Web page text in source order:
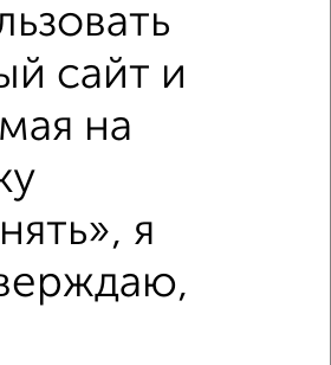
рядом
недалеко от Северный Городок 53
сайт и
на
я